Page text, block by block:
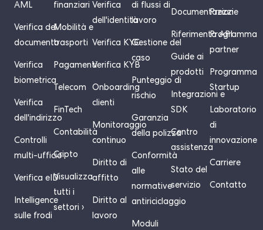
AML
Verifica del
documento
Verifica
biometrica
Verifica
dell'indirizzo
Controlli
multi-ufficio
Verifica eID
Intelligence
sulle frodi
finanziari
Mobilità e
trasporti
Pagamenti
Telecom
FinTech
Contabilità
Cripto
Visualizza
tutti i
settori ›
Verifica
dell'identità
Verifica KYC
Verifica KYB
Onboarding
clienti
Monitoraggio
continuo
Diritto di
affitto
Diritto al
lavoro
di flussi di
lavoro
Gestione del
caso
Punteggio di
rischio
Garanzia
della polizza
Conformità
alle
normative
antiriciclaggio
Moduli
Documentazione
Riferimento API
Guide ai
prodotti
Integrazioni e
SDK
Centro
assistenza
Stato del
servizio
Prezzi
Programma
partner
Programma
Startup
Laboratorio
di
innovazione
Carriere
Contatto